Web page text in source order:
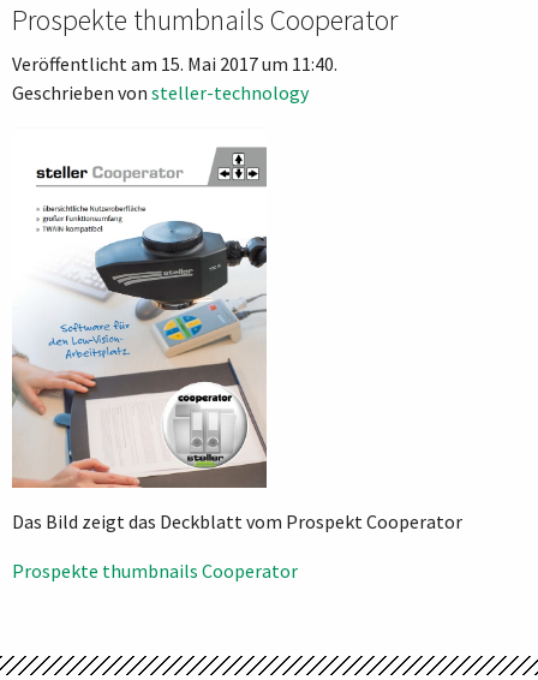
Prospekte thumbnails Cooperator
Veröffentlicht am 15. Mai 2017 um 11:40.
Geschrieben von steller-technology
Das Bild zeigt das Deckblatt vom Prospekt Cooperator
Beitragsnavigation
Prospekte thumbnails Cooperator